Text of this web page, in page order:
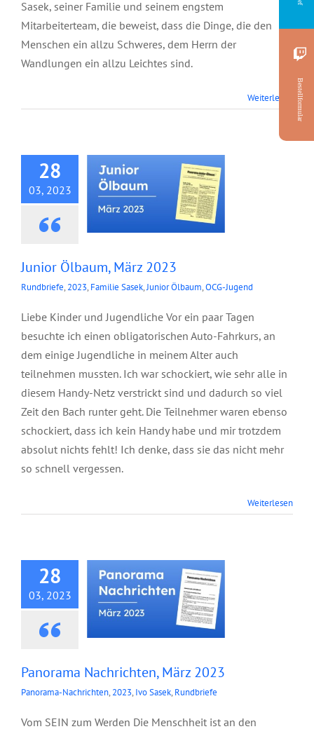
Sasek, seiner Familie und seinem engstem
Mitarbeiterteam, die beweist, dass die Dinge, die den
Menschen ein allzu Schweres, dem Herrn der
Wandlungen ein allzu Leichtes sind.
Weiterlesen
28
03, 2023
Junior Ölbaum, März
Junior Ölbaum, März 2023
Rundbriefe, 2023, Familie Sasek,Junior Ölbaum,OCG-Jugend
Liebe Kinder und Jugendliche Vor ein paar Tagen
besuchte ich einen obligatorischen Auto-Fahrkurs, an
dem einige Jugendliche in meinem Alter auch
teilnehmen mussten. Ich war schockiert, wie sehr alle in
diesem Handy-Netz verstrickt sind und dadurch so viel
Zeit den Bach runter geht. Die Teilnehmer waren ebenso
schockiert, dass ich kein Handy habe und mir trotzdem
absolut nichts fehlt! Ich denke, dass sie das nicht mehr
so schnell vergessen.
Weiterlesen
28
03, 2023
Panorama Nachrichten, März 2023
Panorama-Nachrichten, 2023, Ivo Sasek, Rundbriefe
Vom SEIN zum Werden Die Menschheit ist an den
Bestellformular